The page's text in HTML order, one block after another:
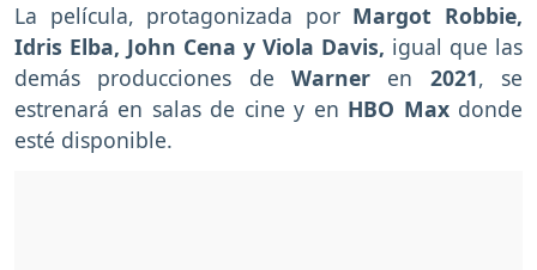
La película, protagonizada por Margot Robbie,
Idris Elba, John Cena y Viola Davis, igual que las
demás producciones de Warner en 2021, se
estrenará en salas de cine y en HBO Max donde
esté disponible.